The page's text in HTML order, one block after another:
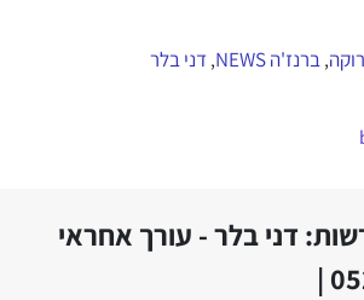
,ברנז'ה NEWS , דני בלר
דני בלר - עורך אחראי
052-2394026 |